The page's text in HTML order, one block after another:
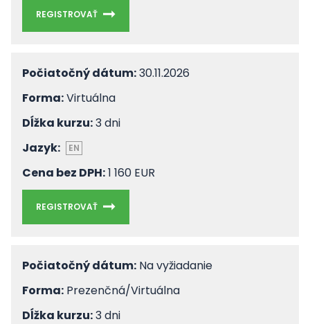
REGISTROVAŤ
Počiatočný dátum:30.11.2026
Forma:Virtuálna
Dĺžka kurzu:3 dni
Jazyk:
EN
Cena bez DPH:1 160 EUR
REGISTROVAŤ
Počiatočný dátum: Na vyžiadanie
Forma: Prezenčná/Virtuálna
Dĺžka kurzu:3 dni